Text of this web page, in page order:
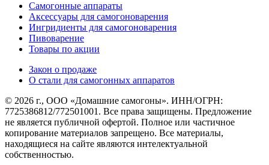
Самогонные аппараты
Аксессуары для самогоноварения
Ингридиенты для самогоноварения
Пивоварение
Товары по акции
Закон о продаже
О стали для самогонных аппаратов
© 2026 г., ООО «Домашние самогоны». ИНН/ОГРН:
7725386812/772501001. Все права защищены. Предложение
не является публичной офертой. Полное или частичное
копирование материалов запрещено. Все материалы,
находящиеся на сайте являются интелектуальной
собственностью.